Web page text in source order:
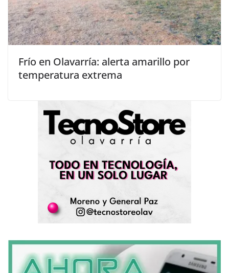
Frío en Olavarría: alerta amarillo por
temperatura extrema